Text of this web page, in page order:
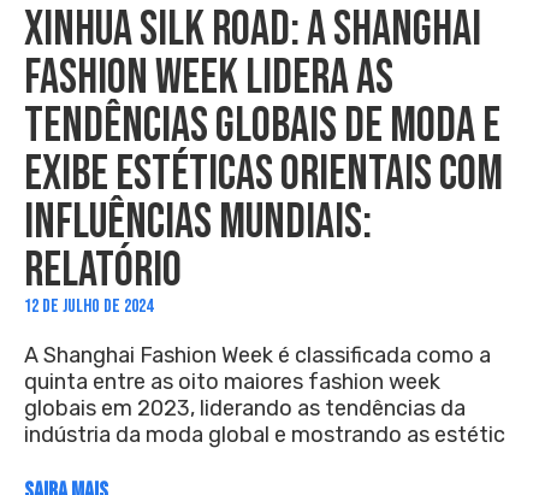
XINHUA SILK ROAD: A SHANGHAI
FASHION WEEK LIDERA AS
TENDÊNCIAS GLOBAIS DE MODA E
EXIBE ESTÉTICAS ORIENTAIS COM
INFLUÊNCIAS MUNDIAIS:
RELATÓRIO
12 DE JULHO DE 2024
A Shanghai Fashion Week é classificada como a
quinta entre as oito maiores fashion week
globais em 2023, liderando as tendências da
indústria da moda global e mostrando as estétic